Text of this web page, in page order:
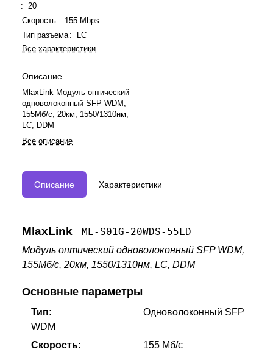
:
20
Скорость :
155 Mbps
Тип разъема :
LC
Все характеристики
Описание
MlaxLink Модуль оптический
одноволоконный SFP WDM,
155Мб/с, 20км, 1550/1310нм,
LC, DDM
Все описание
Описание Характеристики
MlaxLink ML-S01G-20WDS-55LD
Модуль оптический одноволоконный SFP WDM,
155Мб/с, 20км, 1550/1310нм, LC, DDM
Основные параметры
Тип:
Одноволоконный SFP
WDM
Скорость:
155 Мб/с